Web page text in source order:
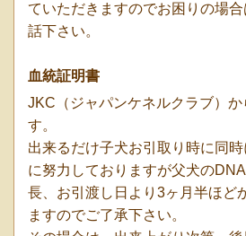
ていただきますのでお困りの場
話下さい。
血統証明書
JKC（ジャパンケネルクラブ）か
す。
出来るだけ子犬お引取り時に同
に努力しておりますが父犬の
長、お引渡し日より3ヶ月半ほど
ますのでご了承下さい。